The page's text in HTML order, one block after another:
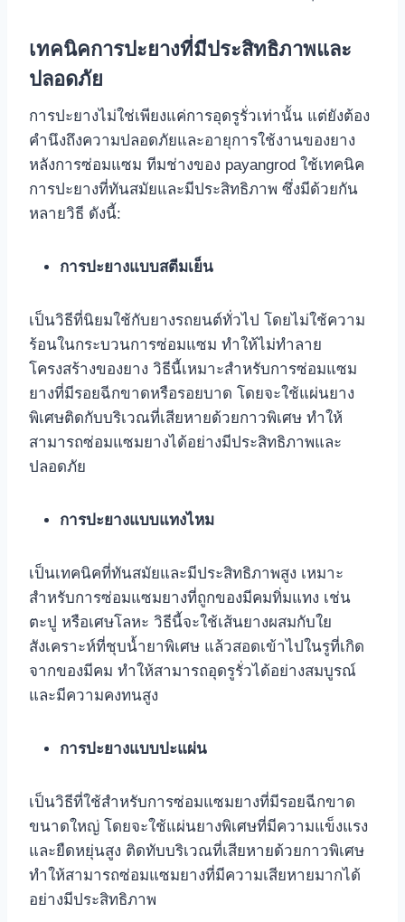
เทคนิคการปะยางที่มีประสิทธิภาพและ
ปลอดภัย
การปะยางไม่ใช่เพียงแค่การอุดรูรั่วเท่านั้น แต่ยังต้อง
คำนึงถึงความปลอดภัยและอายุการใช้งานของยาง
หลังการซ่อมแซม ทีมช่างของ payangrod ใช้เทคนิค
การปะยางที่ทันสมัยและมีประสิทธิภาพ ซึ่งมีด้วยกัน
หลายวิธี ดังนี้:
การปะยางแบบสตีมเย็น
เป็นวิธีที่นิยมใช้กับยางรถยนต์ทั่วไป โดยไม่ใช้ความ
ร้อนในกระบวนการซ่อมแซม ทำให้ไม่ทำลาย
โครงสร้างของยาง วิธีนี้เหมาะสำหรับการซ่อมแซม
ยางที่มีรอยฉีกขาดหรือรอยบาด โดยจะใช้แผ่นยาง
พิเศษติดกับบริเวณที่เสียหายด้วยกาวพิเศษ ทำให้
สามารถซ่อมแซมยางได้อย่างมีประสิทธิภาพและ
ปลอดภัย
การปะยางแบบแทงไหม
เป็นเทคนิคที่ทันสมัยและมีประสิทธิภาพสูง เหมาะ
สำหรับการซ่อมแซมยางที่ถูกของมีคมทิ่มแทง เช่น
ตะปู หรือเศษโลหะ วิธีนี้จะใช้เส้นยางผสมกับใย
สังเคราะห์ที่ชุบน้ำยาพิเศษ แล้วสอดเข้าไปในรูที่เกิด
จากของมีคม ทำให้สามารถอุดรูรั่วได้อย่างสมบูรณ์
และมีความคงทนสูง
การปะยางแบบปะแผ่น
เป็นวิธีที่ใช้สำหรับการซ่อมแซมยางที่มีรอยฉีกขาด
ขนาดใหญ่ โดยจะใช้แผ่นยางพิเศษที่มีความแข็งแรง
และยืดหยุ่นสูง ติดทับบริเวณที่เสียหายด้วยกาวพิเศษ
ทำให้สามารถซ่อมแซมยางที่มีความเสียหายมากได้
อย่างมีประสิทธิภาพ